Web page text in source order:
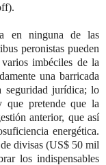
en ninguna de las
peronistas pueden
imbéciles de la
una barricada
seguridad jurídica; lo
que pretende que la
anterior, que así
energética.
divisas (US$ 50 mil
los indispensables